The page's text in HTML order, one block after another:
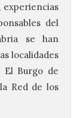
experiencias
del
se han
localidades
El Burgo de
Red de los